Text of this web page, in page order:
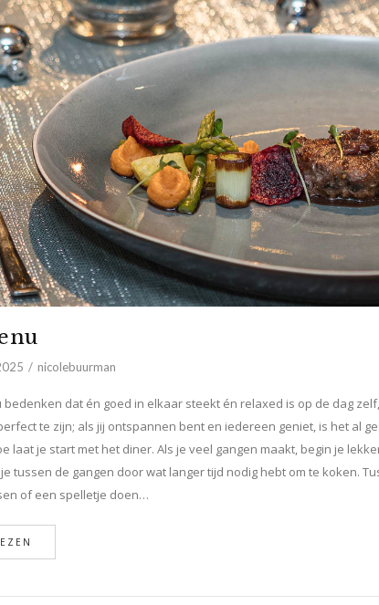
nicolebuurman
bedenken dat én goed in elkaar steekt én relaxed is op de dag
te zijn; als jij ontspannen bent en iedereen geniet, is het al
laat je start met het diner. Als je veel gangen maakt, begin je
tussen de gangen door wat langer tijd nodig hebt om te koken.
of een spelletje doen…